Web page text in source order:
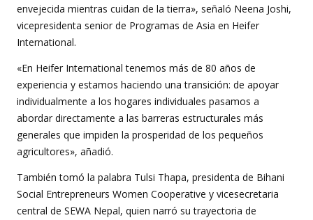
envejecida mientras cuidan de la tierra», señaló Neena Joshi,
vicepresidenta senior de Programas de Asia en Heifer
International.
«En Heifer International tenemos más de 80 años de
experiencia y estamos haciendo una transición: de apoyar
individualmente a los hogares individuales pasamos a
abordar directamente a las barreras estructurales más
generales que impiden la prosperidad de los pequeños
agricultores», añadió.
También tomó la palabra Tulsi Thapa, presidenta de Bihani
Social Entrepreneurs Women Cooperative y vicesecretaria
central de SEWA Nepal, quien narró su trayectoria de